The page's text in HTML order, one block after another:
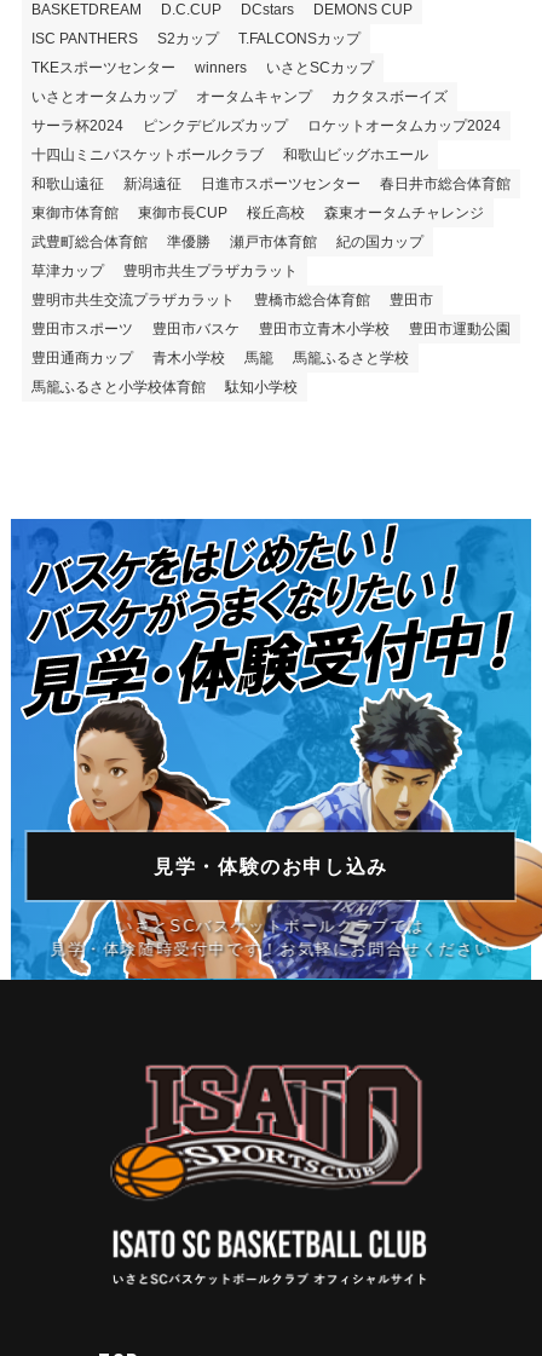
BASKETDREAM D.C.CUP DCstars
DEMONS CUP
ISC PANTHERS
S2カップ
T.FALCONSカップ
TKEスポーツセンター
winners
いさとSCカップ
いさとオータムカップ
オータムキャンプ
カクタスボーイズ
サーラ杯2024
ピンクデビルズカップ
ロケットオータムカップ2024
十四山ミニバスケットボールクラブ
和歌山ビッグホエール
和歌山遠征
新潟遠征 日進市スポーツセンター
春日井市総合体育館
東御市体育館
東御市長CUP 桜丘高校
森東オータムチャレンジ
武豊町総合体育館
準優勝 瀬戸市体育館
紀の国カップ
草津カップ
豊明市共生プラザカラット
豊明市共生交流プラザカラット
豊橋市総合体育館
豊田市
豊田市スポーツ
豊田市バスケ 豊田市立青木小学校
豊田市運動公園
豊田通商カップ
青木小学校 馬籠
馬籠ふるさと学校
馬籠ふるさと小学校体育館
駄知小学校
見学・体験のお申し込み
いさとSCバスケットボールクラブでは
見学・体験随時受付中です！お気軽にお問合せください